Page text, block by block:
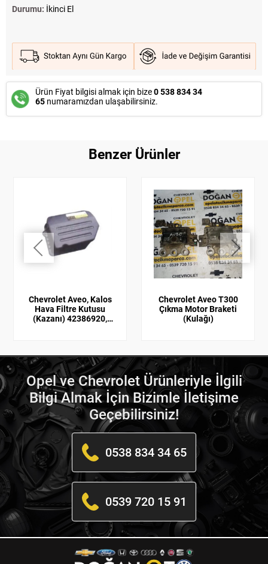
Durumu: İkinci El
Ürün Fiyat bilgisi almak için bize0 538 834 34
65 numaramızdan ulaşabilirsiniz.
Benzer Ürünler
Chevrolet Aveo, Kalos
Hava Filtre Kutusu
(Kazanı) 42386920,
Chevrolet Aveo T300
Çıkma Motor Braketi
(Kulağı)
Opel ve Chevrolet Ürünleriyle İlgili
Bilgi Almak İçin Bizimle İletişime
Geçebilirsiniz!
0538 834 34 65
0539 720 15 91